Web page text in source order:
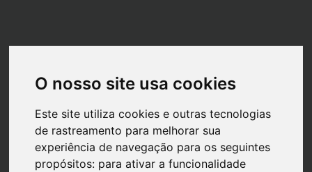
O nosso site usa cookies
Este site utiliza cookies e outras tecnologias
de rastreamento para melhorar sua
experiência de navegação para os seguintes
propósitos: para ativar a funcionalidade